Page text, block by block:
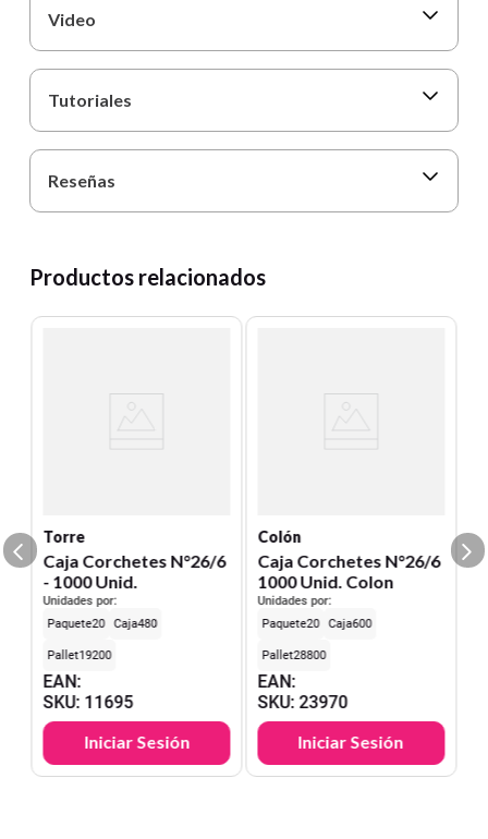
Video
Tutoriales
Reseñas
Productos relacionados
Torre
Caja Corchetes N°26/6
- 1000 Unid.
Unidades por:
20
480
19200
EAN:
SKU: 11695
Iniciar Sesión
Colón
Caja Corchetes N°26/6
1000 Unid. Colon
Unidades por:
20
600
28800
EAN:
SKU:23970
Iniciar Sesión